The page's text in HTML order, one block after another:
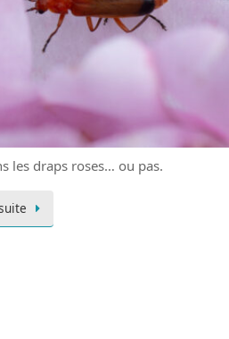
les draps roses… ou pas.